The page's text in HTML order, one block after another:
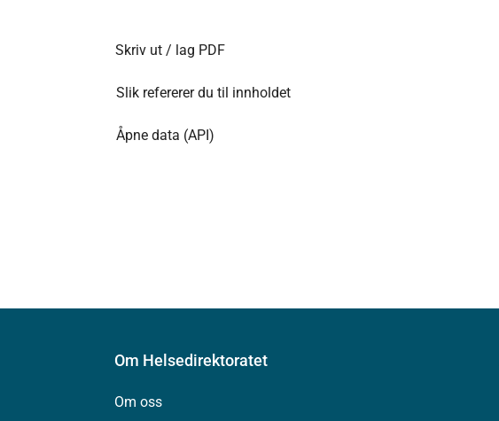
Skriv ut / lag PDF
Slik refererer du til innholdet
Åpne data (API)
Om Helsedirektoratet
Om oss